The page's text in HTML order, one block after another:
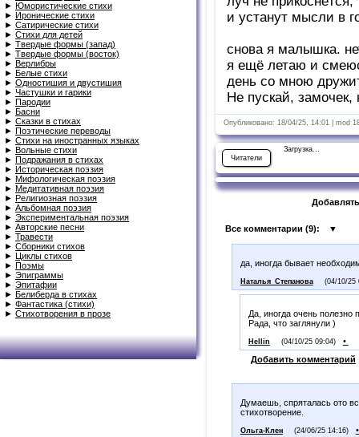
► Юмористические стихи
► Иронические стихи
► Сатирические стихи
► Стихи для детей
► Твердые формы (запад)
► Твердые формы (восток)
► Верлибры
► Белые стихи
► Одностишия и двустишия
► Частушки и гарики
► Пародии
► Басни
► Сказки в стихах
► Поэтические переводы
► Стихи на иностранных языках
► Вольные стихи
► Подражания в стихах
► Историческая поэзия
► Мифологическая поэзия
► Медитативная поэзия
► Религиозная поэзия
► Альбомная поэзия
► Экспериментальная поэзия
► Авторские песни
► Травести
► Сборники стихов
►
Циклы стихов
► Поэмы
► Эпиграммы
► Эпитафии
► Белиберда в стихах
► Фантастика (стихи)
► Стихотворения в прозе
и устанут мысли в
снова я малышка.
я ещё летаю и
день со мною
Не пускай, замочек,
Опубликовано: 18/04/25, 14:01 | mod
Читатели
Загрузка...
Все комментарии (9): ▼
да, иногда бывает
Наталья_Степанова (04/10/25
Да, иногда очень полезно
Рада, что заглянули )
Hellin (04/10/25 09:04)
•
Добавить комментарий
Думаешь, спряталась ото
стихотворение.
Ольга-Клен (24/06/25 14:16)